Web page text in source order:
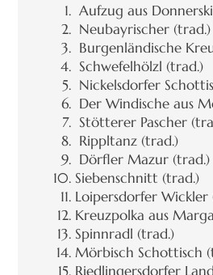
Aufzug aus
Neubayrischer (trad.)
Burgenländische
Schwefelhölzl (trad.)
Nickelsdorfer
Der Windische aus
Stötterer Pascher
Rippltanz (trad.)
Dörfler Mazur (trad.)
Siebenschnitt (trad.)
Loipersdorfer Wickler
Kreuzpolka aus
Spinnradl (trad.)
Mörbisch Schottisch
Riedlingersdorfer